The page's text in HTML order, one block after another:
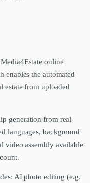
online
enables the automated
estate from uploaded
generation from real-
languages, background
video assembly available
AI photo editing (e.g.